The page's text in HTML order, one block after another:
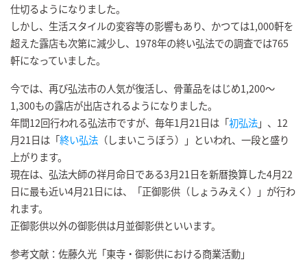
仕切るようになりました。
しかし、生活スタイルの変容等の影響もあり、かつては1,000軒を
超えた露店も次第に減少し、1978年の終い弘法での調査では765
軒になっていました。
今では、再び弘法市の人気が復活し、骨董品をはじめ1,200～
1,300もの露店が出店されるようになりました。
年間12回行われる弘法市ですが、毎年1月21日は「初弘法」、12
月21日は「終い弘法 （しまいこうぼう）」といわれ、一段と盛り
上がります。
現在は、弘法大師の祥月命日である3月21日を新暦換算した4月22
日に最も近い4月21日には、「正御影供（しょうみえく）」が行わ
れます。
正御影供以外の御影供は月並御影供といいます。
参考文献：佐藤久光「東寺・御影供における商業活動」